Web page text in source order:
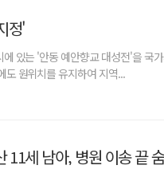
정'
있는 '안동 예안향교 대성전'을 국
도 원위치를 유지하여 지역...
세 남아, 병원 이송 끝